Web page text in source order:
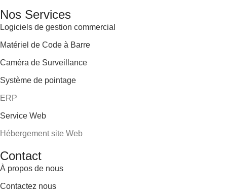
Nos Services
Logiciels de gestion commercial
Matériel de Code à Barre
Caméra de Surveillance
Système de pointage
ERP
Service Web
Hébergement site Web
Contact
À propos de nous
Contactez nous